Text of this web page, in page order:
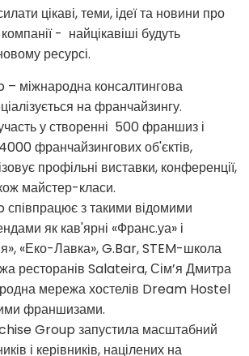
цікаві, теми, ідеї та новини про
- найцікавіші будуть
ресурсі.
міжнародна консалтингова
на франчайзингу.
у створенні 500 франшиз і
франчайзингових об'єктів,
профільні виставки, конференції,
майстер-класи.
з такими відомими
як кав'ярні «Франс.уа» і
«Еко-Лавка», G.Bar, STEM-школа
ресторанів Salateira, Сім’я Дмитра
мережа хостелів Dream Hostel
франшизами.
Group запустила масштабний
і керівників, націлених на